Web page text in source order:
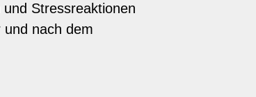
Stressreaktionen
und nach dem